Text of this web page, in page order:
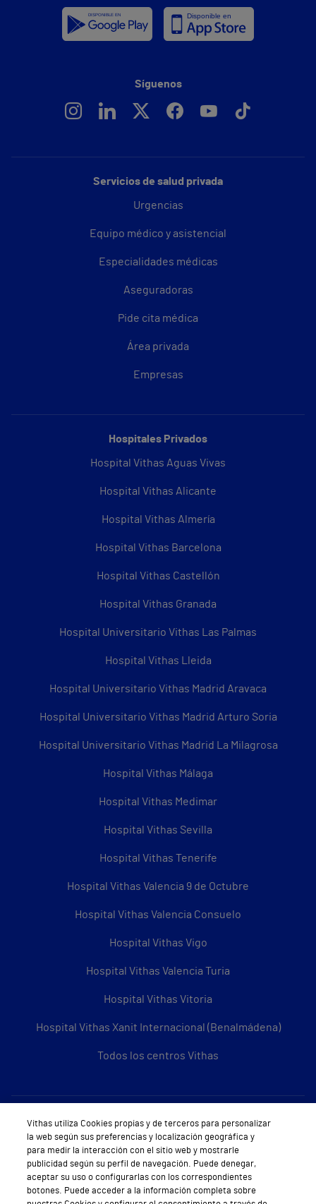
Servicios de salud privada
Urgencias
Equipo médico y asistencial
Especialidades médicas
Aseguradoras
Pide cita médica
Área privada
Empresas
Hospitales Privados
Hospital Vithas Aguas Vivas
Hospital Vithas Alicante
Hospital Vithas Almería
Hospital Vithas Barcelona
Hospital Vithas Castellón
Hospital Vithas Granada
Hospital Universitario Vithas Las Palmas
Hospital Vithas Lleida
Hospital Universitario Vithas Madrid Aravaca
Hospital Universitario Vithas Madrid Arturo Soria
Hospital Universitario Vithas Madrid La Milagrosa
Hospital Vithas Málaga
Hospital Vithas Medimar
Hospital Vithas Sevilla
Hospital Vithas Tenerife
Hospital Vithas Valencia 9 de Octubre
Hospital Vithas Valencia Consuelo
Hospital Vithas Vigo
Hospital Vithas Valencia Turia
Hospital Vithas Vitoria
Hospital Vithas Xanit Internacional (Benalmádena)
Todos los centros Vithas
Sobre Vithas
Quiénes somos
Trabajar en Vithas
Teléfono Cita Médica
Síguenos
Vithas utiliza Cookies propias y de terceros para personalizar
la web según sus preferencias y localización geográfica y
para medir la interacción con el sitio web y mostrarle
publicidad según su perfil de navegación. Puede denegar,
aceptar su uso o configurarlas con los correspondientes
botones. Puede acceder a la información completa sobre